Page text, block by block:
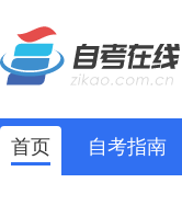
首页 自考指南